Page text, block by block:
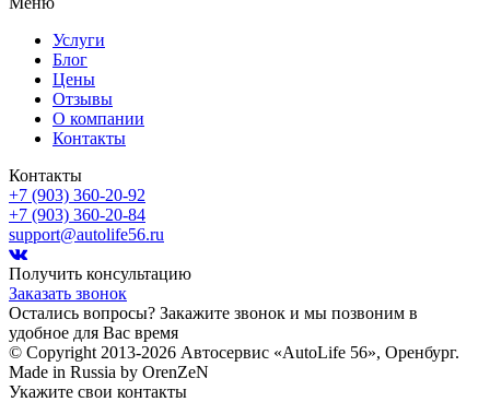
Услуги
Блог
Цены
Отзывы
О компании
Контакты
Контакты
+7 (903) 360-20-92
+7 (903) 360-20-84
support@autolife56.ru
Получить консультацию
Заказать звонок
Остались вопросы? Закажите звонок и мы позвоним в
удобное для Вас время
© Copyright 2013-2026 Автосервис «AutoLife 56», Оренбург.
Made in Russia by OrenZeN
Укажите свои контакты